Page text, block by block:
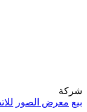
شركة
بيع معرض الصور